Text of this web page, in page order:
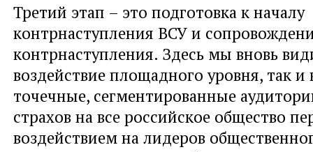
Третий этап – это подготовка к началу
контрнаступления ВСУ и
контрнаступления. Здесь мы вновь
воздействие площадного уровня, так и
точечные, сегментированные
страхов на все российское общество
воздействием на лидеров